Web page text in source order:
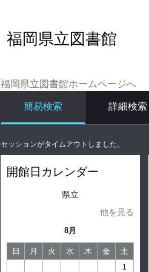
福岡県立図書館
福岡県立図書館ホームページへ
簡易検索 詳細検索
セッションがタイムアウトしました。
開館日カレンダー
県立
他を見る
8月
日 月 火 水 木 金 土
1